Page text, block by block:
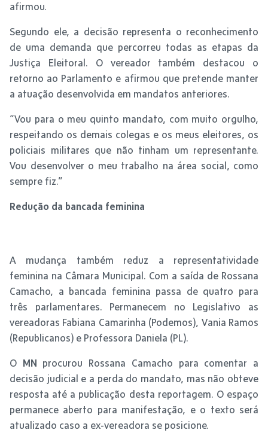
afirmou.
Segundo ele, a decisão representa o reconhecimento
de uma demanda que percorreu todas as etapas da
Justiça Eleitoral. O vereador também destacou o
retorno ao Parlamento e afirmou que pretende manter
a atuação desenvolvida em mandatos anteriores.
“Vou para o meu quinto mandato, com muito orgulho,
respeitando os demais colegas e os meus eleitores, os
policiais militares que não tinham um representante.
Vou desenvolver o meu trabalho na área social, como
sempre fiz.”
Redução da bancada feminina
A mudança também reduz a representatividade
feminina na Câmara Municipal. Com a saída de Rossana
Camacho, a bancada feminina passa de quatro para
três parlamentares. Permanecem no Legislativo as
vereadoras Fabiana Camarinha (Podemos), Vania Ramos
(Republicanos) e Professora Daniela (PL).
O MN procurou Rossana Camacho para comentar a
decisão judicial e a perda do mandato, mas não obteve
resposta até a publicação desta reportagem. O espaço
permanece aberto para manifestação, e o texto será
atualizado caso a ex-vereadora se posicione.